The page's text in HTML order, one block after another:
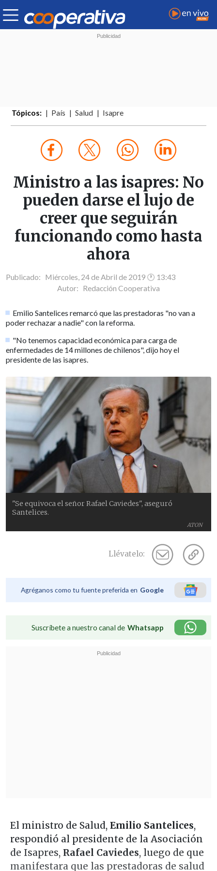
Tópicos: País Salud Isapre
Ministro a las isapres: No
pueden darse el lujo de
creer que seguirán
funcionando como hasta
ahora
Publicado: Miércoles, 24 de Abril de 2019 🕐 13:43
Autor: Redacción Cooperativa
Emilio Santelices remarcó que las prestadoras "no van a
poder rechazar a nadie" con la reforma.
"No tenemos capacidad económica para carga de
enfermedades de 14 millones de chilenos", dijo hoy el
presidente de las isapres.
ATON
"Se equivoca el señor Rafael Caviedes", aseguró
Santelices.
Llévatelo:
Agréganos como tu fuente preferida en Google
Suscríbete a nuestro canal de Whatsapp
El ministro de Salud, Emilio Santelices,
respondió al presidente de la Asociación
de Isapres, Rafael Caviedes, luego de que
manifestara que las prestadoras de salud